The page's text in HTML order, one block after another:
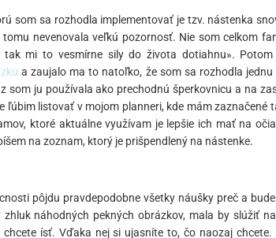
som sa rozhodla implementovať je tzv. nástenka
tomu nevenovala veľkú pozornosť. Nie som celkom
tak mi to vesmírne sily do života dotiahnu».
a zaujalo ma to natoľko, že som sa rozhodla
som ju používala ako prechodnú šperkovnicu a na
ľúbim listovať v mojom planneri, kde mám zaznačené
ktoré aktuálne využívam je lepšie ich mať na
na zoznam, ktorý je prišpendlený na nástenke.
pôjdu pravdepodobne všetky náušky preč a
zhluk náhodných pekných obrázkov, mala by slúžiť
chcete ísť. Vďaka nej si ujasníte to, čo naozaj